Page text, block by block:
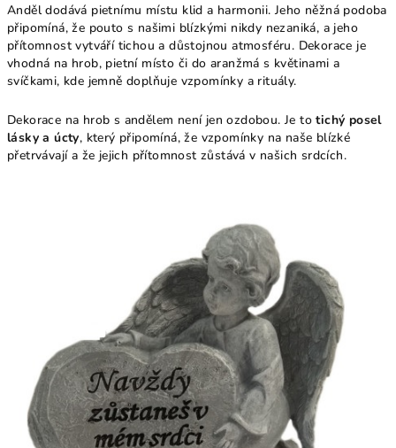
Anděl dodává pietnímu místu klid a harmonii. Jeho něžná podoba
připomíná, že pouto s našimi blízkými nikdy nezaniká, a jeho
přítomnost vytváří tichou a důstojnou atmosféru. Dekorace je
vhodná na hrob, pietní místo či do aranžmá s květinami a
svíčkami, kde jemně doplňuje vzpomínky a rituály.
Dekorace na hrob s andělem není jen ozdobou. Je totichý posel
lásky a úcty, který připomíná, že vzpomínky na naše blízké
přetrvávají a že jejich přítomnost zůstává v našich srdcích.